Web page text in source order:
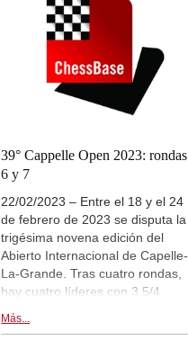
39° Cappelle Open 2023: rondas
6 y 7
22/02/2023 – Entre el 18 y el 24
de febrero de 2023 se disputa la
trigésima novena edición del
Abierto Internacional de Capelle-
La-Grande. Tras cuatro rondas,
hay cuatro líderes con 3,5/4
Kosakowsky y Sethuraman. Hoy
Más...